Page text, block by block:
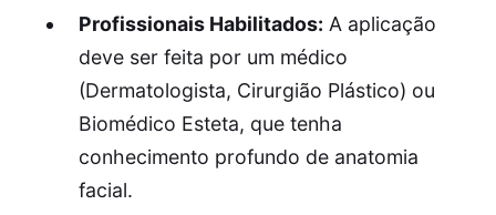
Profissionais Habilitados: A aplicação
deve ser feita por um médico
(Dermatologista, Cirurgião Plástico) ou
Biomédico Esteta, que tenha
conhecimento profundo de anatomia
facial.